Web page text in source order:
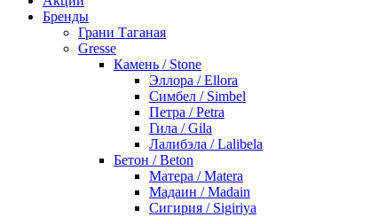
Бренды
Грани Таганая
Gresse
Камень / Stone
Эллора / Ellora
Симбел / Simbel
Петра / Petra
Гила / Gila
Лалибэла / Lalibela
Бетон / Beton
Матера / Matera
Мадаин / Madain
Сигирия / Sigiriya